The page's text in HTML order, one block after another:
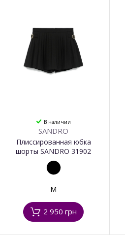
В наличии
SANDRO
Плиссированная юбка
шорты SANDRO 31902
M
2 950 грн